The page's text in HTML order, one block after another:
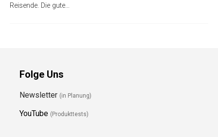
Reisende. Die gute…
Folge Uns
Newsletter (in Planung)
YouTube (Produkttests)